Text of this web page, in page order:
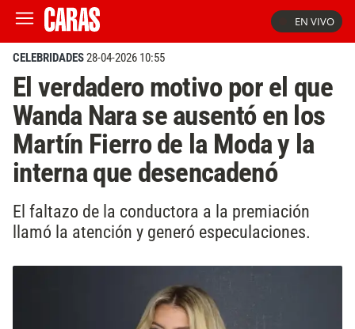
EN VIVO
CELEBRIDADES28-04-2026 10:55
El verdadero motivo por el que
Wanda Nara se ausentó en los
Martín Fierro de la Moda y la
interna que desencadenó
El faltazo de la conductora a la premiación
llamó la atención y generó especulaciones.